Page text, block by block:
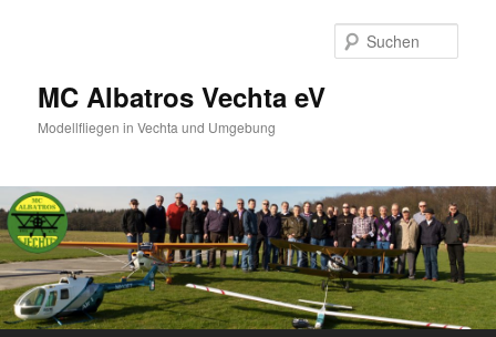
MC Albatros Vechta eV
Modellfliegen in Vechta und Umgebung